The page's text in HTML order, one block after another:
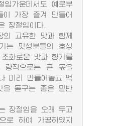
가운데서도 예로부
이 가장 즐겨 만들어
장절임이다.
고유한 맛과 함께
는 맛성분들의 호상
화로운 맛과 향기를
량적으로는 큰 몫을
미리 만들어놓고 먹
을 돋구는 좋은 밑반
장절임을 오래 두고
로 하여 가공하였지